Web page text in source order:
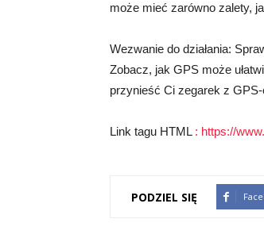
może mieć zarówno zalety,
Wezwanie do działania:
Zobacz, jak GPS może
przynieść Ci zegarek z
Link tagu HTML : https://
PODZIEL SIĘ